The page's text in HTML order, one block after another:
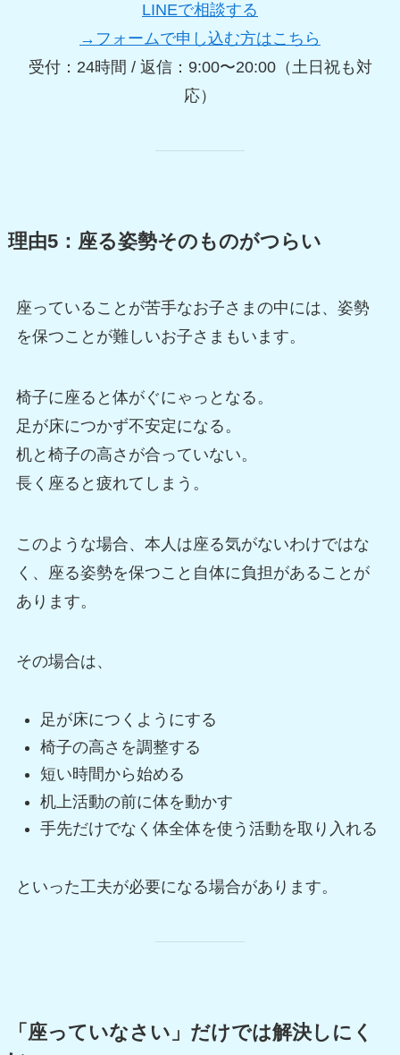
LINEで相談する
→フォームで申し込む方はこちら
受付：24時間 / 返信：9:00〜20:00（土日祝も対
応）
理由5：座る姿勢そのものがつらい
座っていることが苦手なお子さまの中には、姿勢
を保つことが難しいお子さまもいます。
椅子に座ると体がぐにゃっとなる。
足が床につかず不安定になる。
机と椅子の高さが合っていない。
長く座ると疲れてしまう。
このような場合、本人は座る気がないわけではな
く、座る姿勢を保つこと自体に負担があることが
あります。
その場合は、
足が床につくようにする
椅子の高さを調整する
短い時間から始める
机上活動の前に体を動かす
手先だけでなく体全体を使う活動を取り入れる
といった工夫が必要になる場合があります。
「座っていなさい」だけでは解決しにく